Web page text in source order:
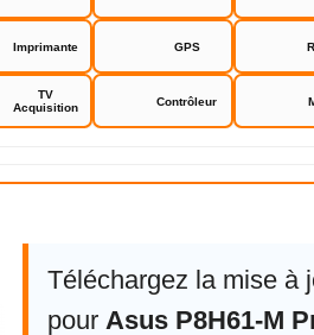
Imprimante GPS
TV
Acquisition
Contrôleur
Asus P8H61-M Pro bios driver
Téléchargez la mise à
pour Asus P8H61-M